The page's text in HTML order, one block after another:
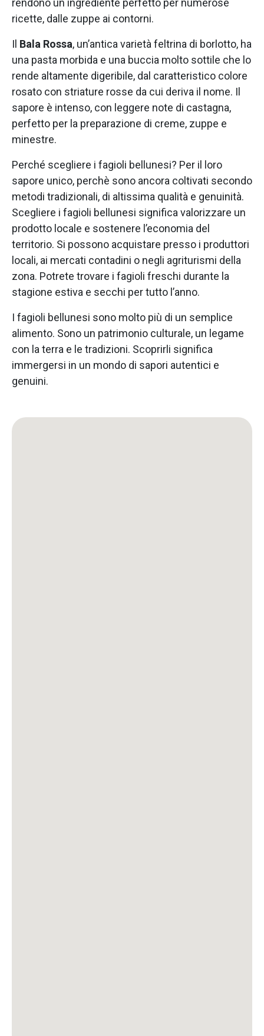
rendono un ingrediente perfetto per numerose
ricette, dalle zuppe ai contorni.
Il Bala Rossa, un’antica varietà feltrina di borlotto, ha
una pasta morbida e una buccia molto sottile che lo
rende altamente digeribile, dal caratteristico colore
rosato con striature rosse da cui deriva il nome. Il
sapore è intenso, con leggere note di castagna,
perfetto per la preparazione di creme, zuppe e
minestre.
Perché scegliere i fagioli bellunesi? Per il loro
sapore unico, perchè sono ancora coltivati secondo
metodi tradizionali, di altissima qualità e genuinità.
Scegliere i fagioli bellunesi significa valorizzare un
prodotto locale e sostenere l’economia del
territorio. Si possono acquistare presso i produttori
locali, ai mercati contadini o negli agriturismi della
zona. Potrete trovare i fagioli freschi durante la
stagione estiva e secchi per tutto l’anno.
I fagioli bellunesi sono molto più di un semplice
alimento. Sono un patrimonio culturale, un legame
con la terra e le tradizioni. Scoprirli significa
immergersi in un mondo di sapori autentici e
genuini.